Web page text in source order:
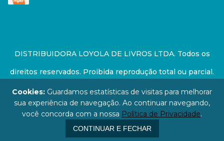
DISTRIBUIDORA LOYOLA DE LIVROS LTDA. Todos os
direitos reservados. Proibida reprodução total ou parcial.
Preços e estoque sujeito a alterações sem aviso prévio.
67.946.814/0001-94 - LOJA - Rua Senador Feijó - São
Paulo / SP - CEP: 01006-000
Cookies: Guardamos estatísticas de visitas para melhorar
sua experiência de navegação. Ao continuar navegando,
você concorda com a nossa Política de Privacidade.
CONTINUAR E FECHAR